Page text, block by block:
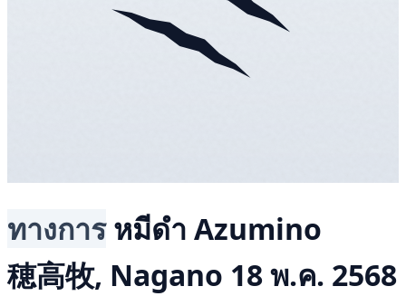
ทางการ หมีดำ Azumino
穂高牧, Nagano 18 พ.ค. 2568